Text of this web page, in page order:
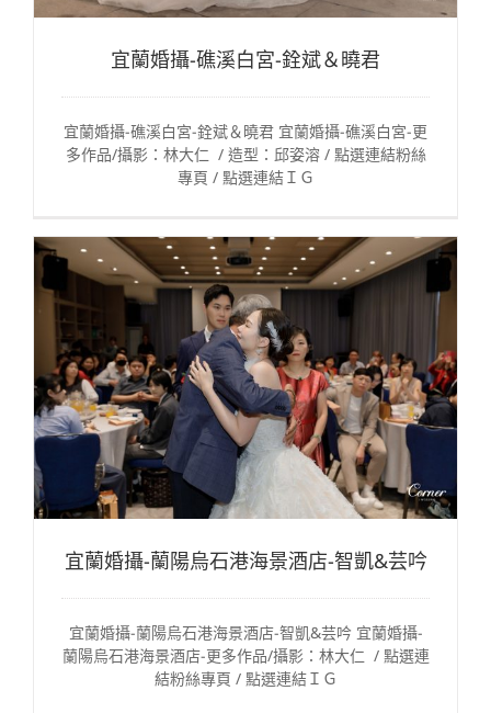
宜蘭婚攝-礁溪白宮-銓斌＆曉君
宜蘭婚攝-礁溪白宮-銓斌＆曉君 宜蘭婚攝-礁溪白宮-更
多作品/攝影：林大仁 / 造型：邱姿溶 / 點選連結粉絲
專頁 / 點選連結ＩＧ
宜蘭婚攝-蘭陽烏石港海景酒店-智凱&芸吟
宜蘭婚攝-蘭陽烏石港海景酒店-智凱&芸吟 宜蘭婚攝-
蘭陽烏石港海景酒店-更多作品/攝影：林大仁 / 點選連
結粉絲專頁 / 點選連結ＩＧ